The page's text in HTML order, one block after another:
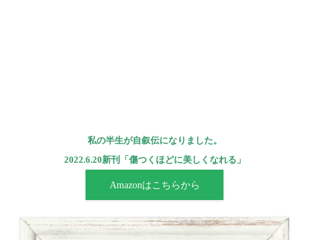
私の半生が自叙伝になりました。
2022.6.20新刊「傷つくほどに美しくなれる」
Amazonはこちらから